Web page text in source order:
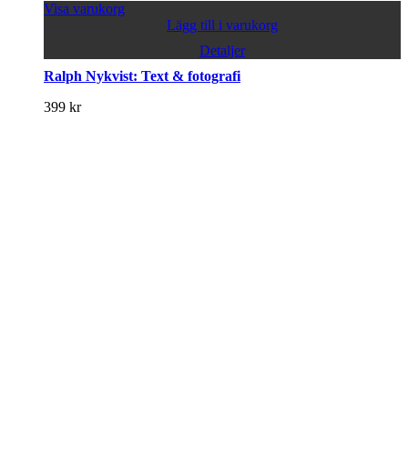
Visa varukorg
Lägg till i varukorg
Detaljer
Ralph Nykvist: Text & fotografi
399 kr